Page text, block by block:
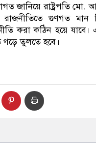
জানিয়ে রাষ্ট্রপতি
গুণগত মান
করা কঠিন হয়ে
তুলতে হবে।